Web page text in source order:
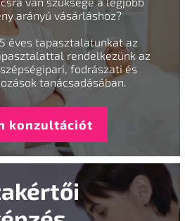
arányú vásárláshoz?
éves tapasztalatunkat az
rendelkezünk az
fodrászati és
tanácsadásában.
konzultációt